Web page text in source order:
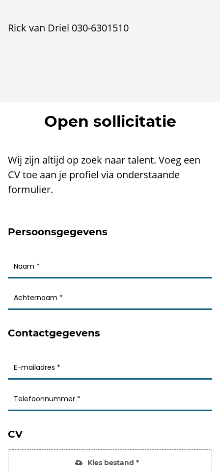
Rick van Driel 030-6301510
Open sollicitatie
Wij zijn altijd op zoek naar talent. Voeg een
CV toe aan je profiel via onderstaande
formulier.
Persoonsgegevens
Contactgegevens
CV
Kies bestand *